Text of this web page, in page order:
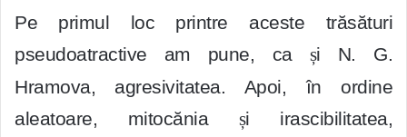
Pe primul loc printre aceste trăsături
pseudoatractive am pune, ca și N. G.
Hramova, agresivitatea. Apoi, în ordine
aleatoare, mitocănia și irascibilitatea,